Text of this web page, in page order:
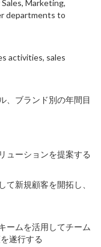
Marketing,
departments to
activities, sales
、ブランド別の年間目
ューションを提案する
て新規顧客を開拓し、
ームを活用してチーム
遂行する